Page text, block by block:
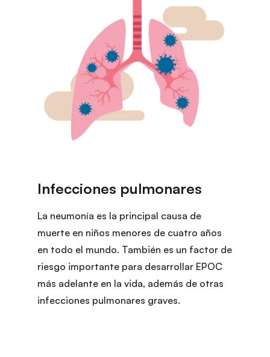
La neumonía es la principal causa de
muerte en niños menores de cuatro años
en todo el mundo. También es un factor de
riesgo importante para desarrollar EPOC
más adelante en la vida, además de otras
infecciones pulmonares graves.